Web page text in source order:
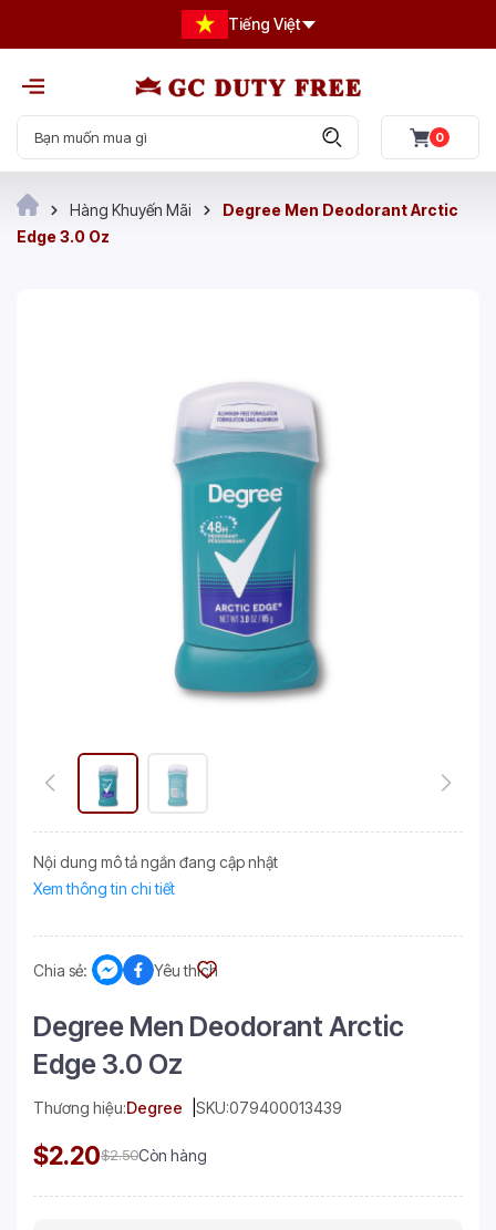
Tiếng Việt
0
Hàng Khuyến Mãi
Degree Men Deodorant Arctic
Edge 3.0 Oz
Nội dung mô tả ngắn đang cập nhật
Xem thông tin chi tiết
Chia sẻ: Yêu thích
Degree Men Deodorant Arctic
Edge 3.0 Oz
Thương hiệu:Degree SKU:079400013439
$2.20$2.50Còn hàng